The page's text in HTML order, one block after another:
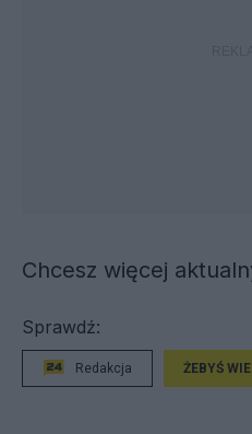
Chcesz więcej
Sprawdź:
Redakcja ŻEBYŚ